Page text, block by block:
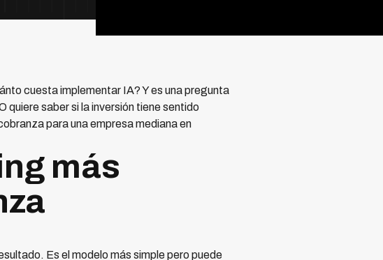
cuesta implementar IA? Y es una pregunta
saber si la inversión tiene sentido
para una empresa mediana en
más
Es el modelo más simple pero puede